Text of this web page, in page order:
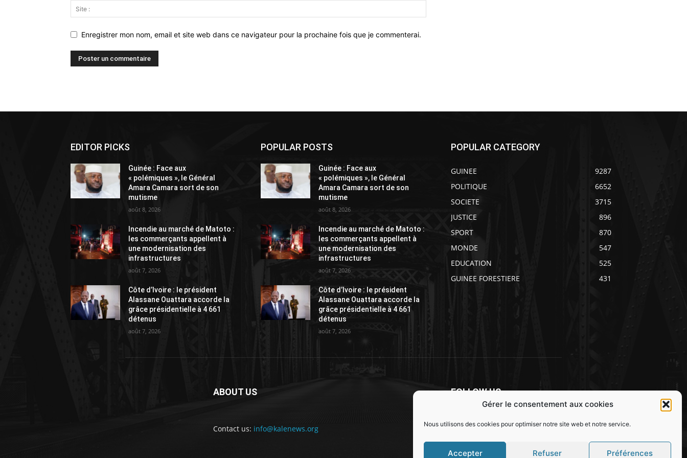
Gérer le consentement aux cookies
Nous utilisons des cookies pour optimiser notre site web et notre service.
Accepter Refuser Préférences
Enregistrer mon nom, email et site web dans ce navigateur pour la prochaine fois que je commenterai.
EDITOR PICKS
Guinée : Face aux
« polémiques », le Général
Amara Camara sort de son
mutisme
août 8, 2026
Incendie au marché de Matoto :
les commerçants appellent à
une modernisation des
infrastructures
août 7, 2026
Côte d’Ivoire : le président
Alassane Ouattara accorde la
grâce présidentielle à 4 661
détenus
août 7, 2026
POPULAR POSTS
Guinée : Face aux
« polémiques », le Général
Amara Camara sort de son
mutisme
août 8, 2026
Incendie au marché de Matoto :
les commerçants appellent à
une modernisation des
infrastructures
août 7, 2026
Côte d’Ivoire : le président
Alassane Ouattara accorde la
grâce présidentielle à 4 661
détenus
août 7, 2026
POPULAR CATEGORY
GUINEE
9287
POLITIQUE
6652
SOCIETE
3715
JUSTICE
896
SPORT
870
MONDE
547
EDUCATION
525
GUINEE FORESTIERE
431
ABOUT US
Contact us: info@kalenews.org
FOLLOW US